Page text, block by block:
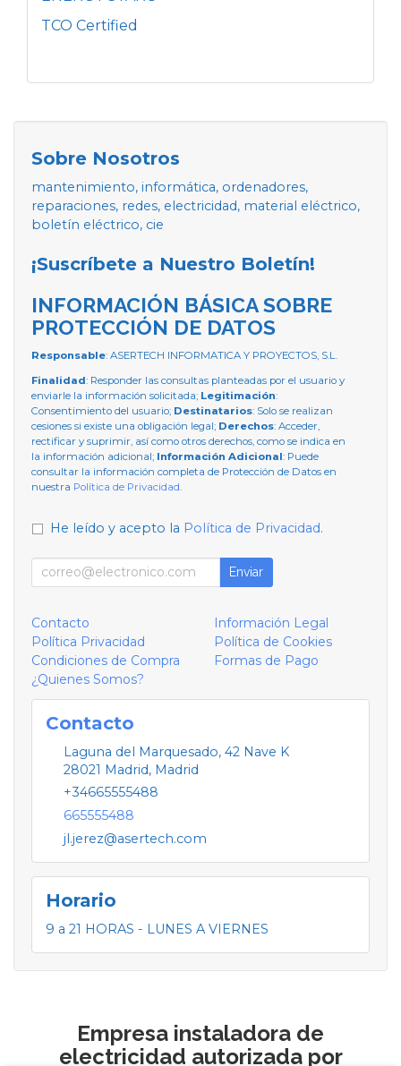
TCO Certified
Sobre Nosotros
mantenimiento, informática, ordenadores,
reparaciones, redes, electricidad, material eléctrico,
boletín eléctrico, cie
¡Suscríbete a Nuestro Boletín!
INFORMACIÓN BÁSICA SOBRE
PROTECCIÓN DE DATOS
Responsable: ASERTECH INFORMATICA Y PROYECTOS, S.L.
Finalidad: Responder las consultas planteadas por el usuario y
enviarle la información solicitada; Legitimación:
Consentimiento del usuario; Destinatarios: Solo se realizan
cesiones si existe una obligación legal; Derechos: Acceder,
rectificar y suprimir, así como otros derechos, como se indica en
la información adicional; Información Adicional: Puede
consultar la información completa de Protección de Datos en
nuestra Política de Privacidad
He leído y acepto la Política de Privacidad.
Enviar
Contacto
Información Legal
Política Privacidad
Política de Cookies
Condiciones de Compra
Formas de Pago
¿Quienes Somos?
Contacto
Laguna del Marquesado, 42 Nave K
28021 Madrid, Madrid
+34665555488
665555488
jl.jerez@asertech.com
Horario
9 a 21 HORAS - LUNES A VIERNES
Empresa instaladora de
electricidad autorizada por